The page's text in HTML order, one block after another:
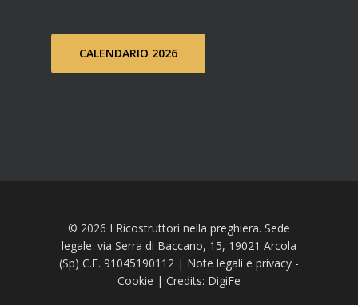
CALENDARIO 2026
© 2026 I Ricostruttori nella preghiera. Sede
legale: via Serra di Baccano, 15, 19021 Arcola
(Sp) C.F. 91045190112 | Note legali e privacy -
Cookie | Credits: DigiFe